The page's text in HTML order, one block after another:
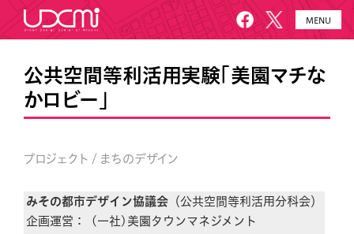
MENU
HOME UDCMiとは
施設概要
公共空間等利活用実験「美園マチな
かロビー」
プロジェクト / まちのデザイン
みその都市デザイン協議会 （公共空間等利活用分科会）
企画運営：
(一社)美園タウンマネジメント